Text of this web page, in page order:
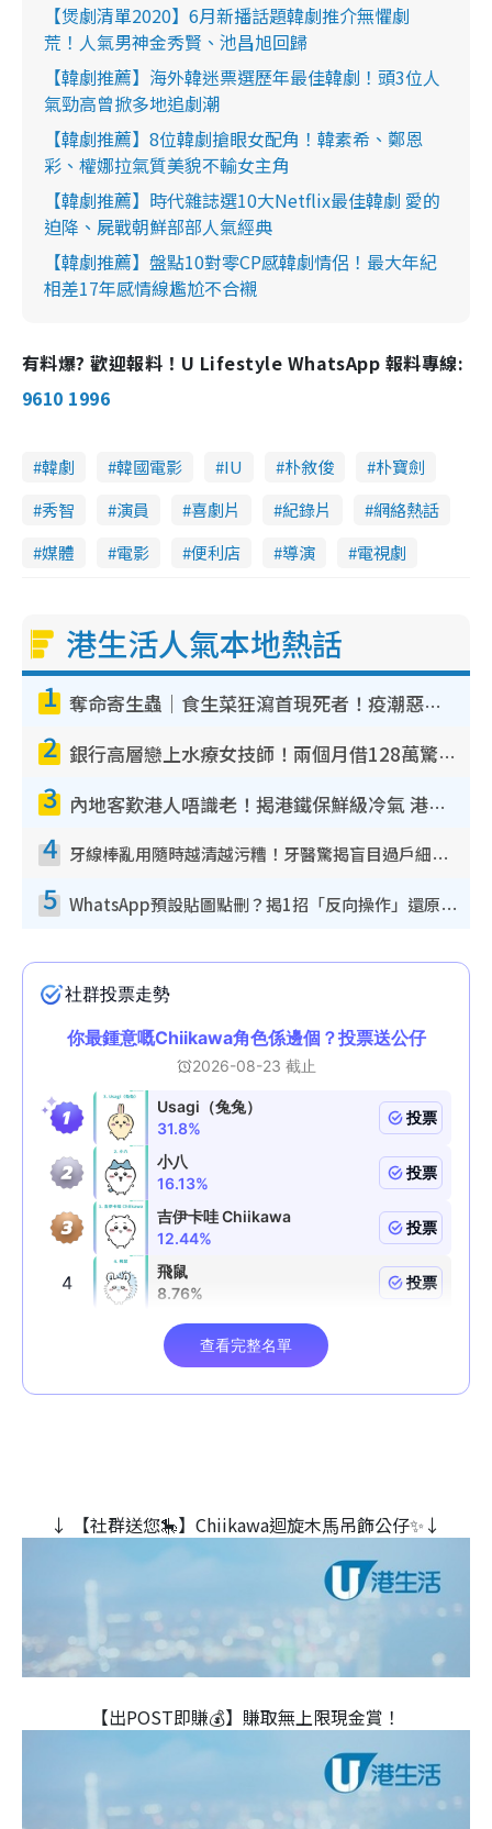
【煲劇清單2020】6月新播話題韓劇推介無懼劇
荒！人氣男神金秀賢、池昌旭回歸
【韓劇推薦】海外韓迷票選歷年最佳韓劇！頭3位人
氣勁高曾掀多地追劇潮
【韓劇推薦】8位韓劇搶眼女配角！韓素希、鄭恩
彩、權娜拉氣質美貌不輸女主角
【韓劇推薦】時代雜誌選10大Netflix最佳韓劇 愛的
迫降、屍戰朝鮮部部人氣經典
【韓劇推薦】盤點10對零CP感韓劇情侶！最大年紀
相差17年感情線尷尬不合襯
有料爆? 歡迎報料！U Lifestyle WhatsApp 報料專線:
9610 1996
韓劇 韓國電影 IU 朴敘俊
朴寶劍
秀智
演員 喜劇片 紀錄片
網絡熱話
媒體
電影 便利店 導演 電視劇
港生活人氣本地熱話
1 奪命寄生蟲｜食生菜狂瀉首現死者！疫潮惡化錄1.8萬宗病例 揭洗菜3大謬誤
2 銀行高層戀上水療女技師！兩個月借128萬驚覺「沉船」沉落火海 揭背後疑似邪教操控賣淫
3 內地客歎港人唔識老！揭港鐵保鮮級冷氣 港人求放過：咪投訴
4 牙線棒亂用隨時越清越污糟！牙醫驚揭盲目過戶細菌恐致蛀牙：呢種先係日常真保養
5 WhatsApp預設貼圖點刪？揭1招「反向操作」還原簡潔介面 附3步實測教學
↓ 【社群送您🎠】Chiikawa迴旋木⾺吊飾公仔✨↓
【出POST即賺💰】賺取無上限現金賞！